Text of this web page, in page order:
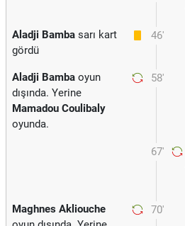
46'
Aladji Bamba sarı kart
gördü
58'
Aladji Bamba oyun
dışında. Yerine
Mamadou Coulibaly
oyunda.
67'
70'
Maghnes Akliouche